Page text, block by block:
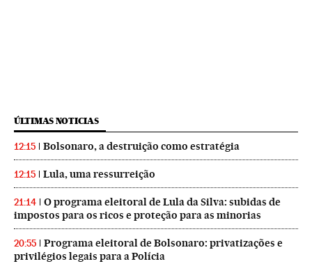
ÚLTIMAS NOTICIAS
12:15 Bolsonaro, a destruição como estratégia
12:15 Lula, uma ressurreição
21:14
O programa eleitoral de Lula da Silva: subidas de
impostos para os ricos e proteção para as minorias
20:55
Programa eleitoral de Bolsonaro: privatizações e
privilégios legais para a Polícia